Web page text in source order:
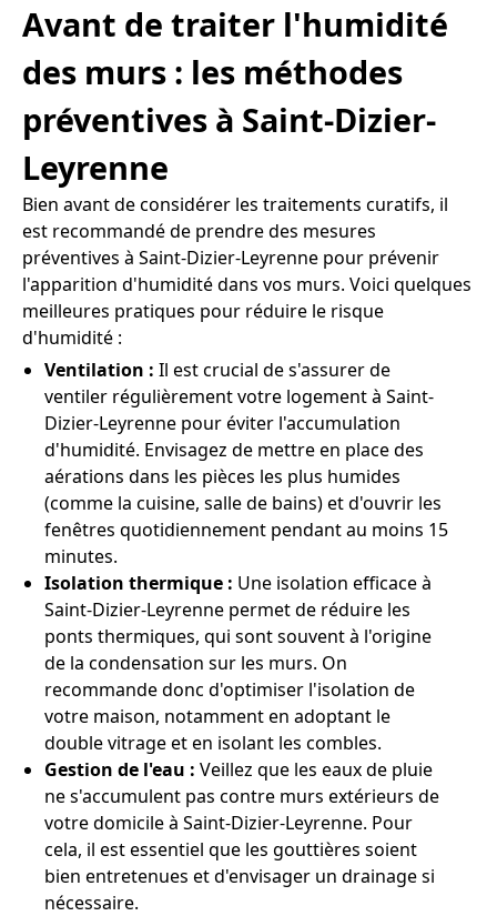
Avant de traiter l'humidité
des murs : les méthodes
préventives à Saint-Dizier-
Leyrenne
Bien avant de considérer les traitements curatifs, il
est recommandé de prendre des mesures
préventives à Saint-Dizier-Leyrenne pour prévenir
l'apparition d'humidité dans vos murs. Voici quelques
meilleures pratiques pour réduire le risque
d'humidité :
Ventilation : Il est crucial de s'assurer de
ventiler régulièrement votre logement à Saint-
Dizier-Leyrenne pour éviter l'accumulation
d'humidité. Envisagez de mettre en place des
aérations dans les pièces les plus humides
(comme la cuisine, salle de bains) et d'ouvrir les
fenêtres quotidiennement pendant au moins 15
minutes.
Isolation thermique : Une isolation efficace à
Saint-Dizier-Leyrenne permet de réduire les
ponts thermiques, qui sont souvent à l'origine
de la condensation sur les murs. On
recommande donc d'optimiser l'isolation de
votre maison, notamment en adoptant le
double vitrage et en isolant les combles.
Gestion de l'eau : Veillez que les eaux de pluie
ne s'accumulent pas contre murs extérieurs de
votre domicile à Saint-Dizier-Leyrenne. Pour
cela, il est essentiel que les gouttières soient
bien entretenues et d'envisager un drainage si
nécessaire.